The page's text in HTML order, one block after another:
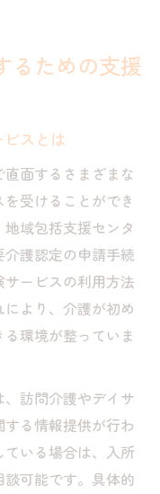
るための支援
スとは
面するさまざまな
受けることができ
域包括支援センタ
護認定の申請手続
ービスの利用方法
より、介護が初め
環境が整っていま
訪問介護やデイサ
る情報提供が行わ
いる場合は、入所
可能です。具体的